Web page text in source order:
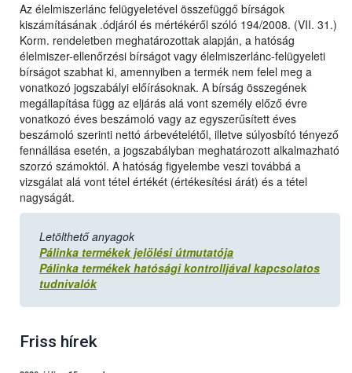
Az élelmiszerlánc felügyeletével összefüggő bírságok
kiszámításának .ódjáról és mértékéről szóló 194/2008. (VII. 31.)
Korm. rendeletben meghatározottak alapján, a hatóság
élelmiszer-ellenőrzési bírságot vagy élelmiszerlánc-felügyeleti
bírságot szabhat ki, amennyiben a termék nem felel meg a
vonatkozó jogszabályi előírásoknak. A bírság összegének
megállapítása függ az eljárás alá vont személy előző évre
vonatkozó éves beszámoló vagy az egyszerűsített éves
beszámoló szerinti nettó árbevételétől, illetve súlyosbító tényező
fennállása esetén, a jogszabályban meghatározott alkalmazható
szorzó számoktól. A hatóság figyelembe veszi továbbá a
vizsgálat alá vont tétel értékét (értékesítési árát) és a tétel
nagyságát.
Letölthető anyagok
Pálinka termékek jelölési útmutatója
Pálinka termékek hatósági kontrolljával kapcsolatos
tudnivalók
Friss hírek